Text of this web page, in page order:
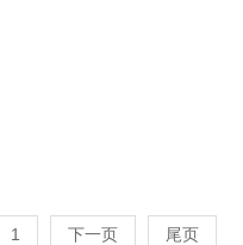
1 下一页 尾页